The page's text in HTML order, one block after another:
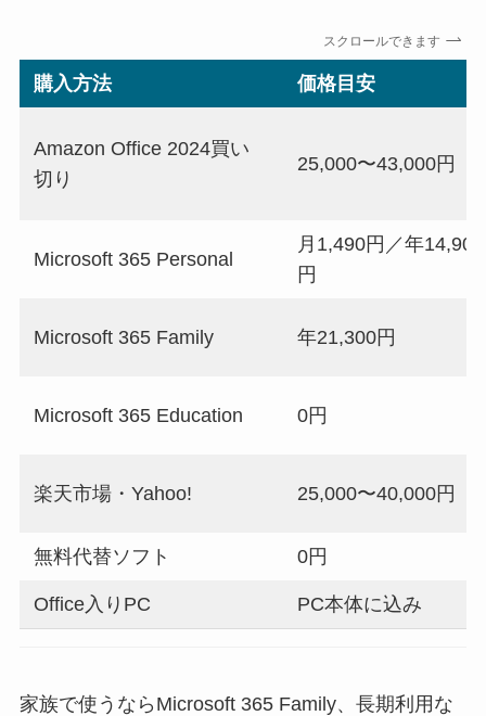
スクロールできます
購入方法 価格目安
Amazon Office 2024買い
切り
25,000〜43,000円
Microsoft 365 Personal
月1,490円／年14,900
円
Microsoft 365 Family 年21,300円
Microsoft 365 Education 0円
楽天市場・Yahoo! 25,000〜40,000円
無料代替ソフト 0円
Office入りPC PC本体に込み
家族で使うならMicrosoft 365 Family、長期利用な